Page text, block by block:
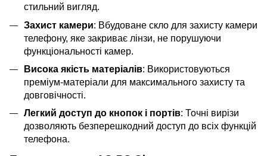
стильний вигляд.
Захист камери: Вбудоване скло для захисту камери
телефону, яке закриває лінзи, не порушуючи
функціональності камер.
Висока якість матеріалів: Використовуються
преміум-матеріали для максимального захисту та
довговічності.
Легкий доступ до кнопок і портів: Точні вирізи
дозволяють безперешкодний доступ до всіх функцій
телефона.